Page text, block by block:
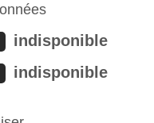
indisponible
indisponible